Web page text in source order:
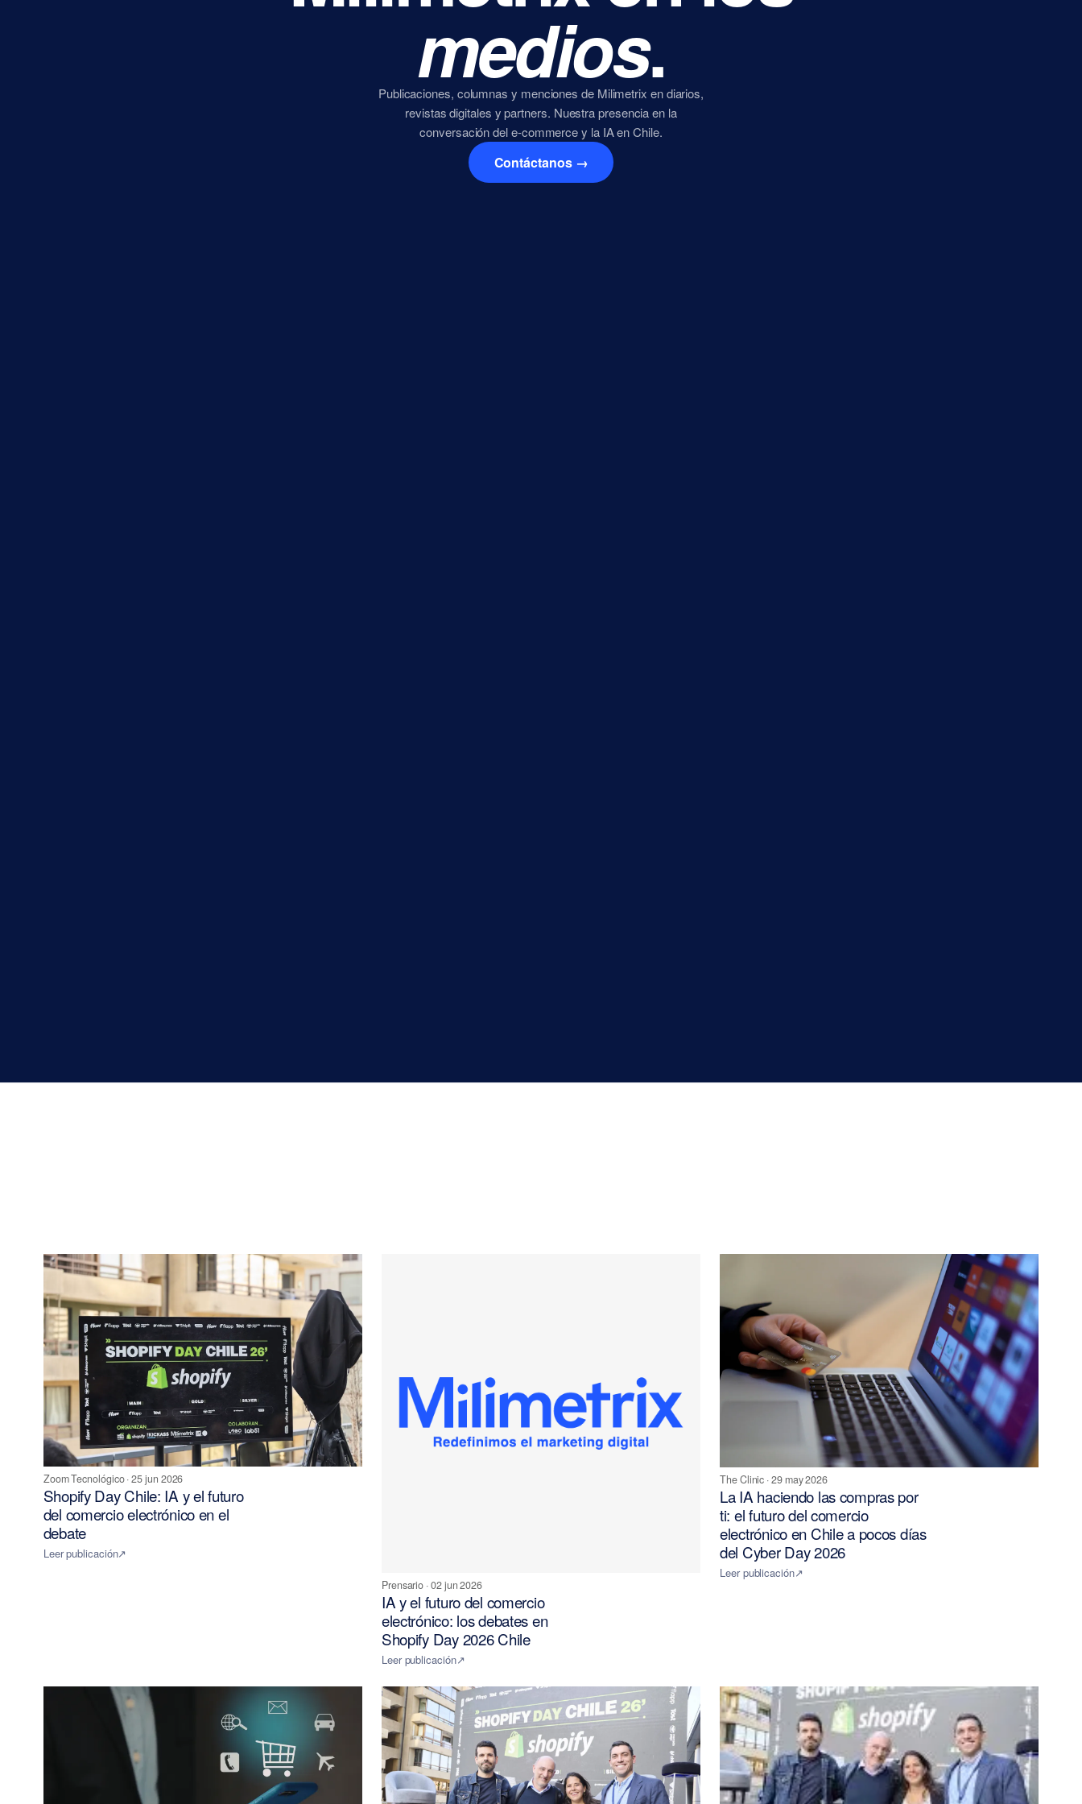
medios.
Publicaciones, columnas y menciones de Milimetrix en diarios,
revistas digitales y partners. Nuestra presencia en la
conversación del e-commerce y la IA en Chile.
Contáctanos →
Zoom Tecnológico·25 jun 2026
Shopify Day Chile: IA y el futuro
del comercio electrónico en el
debate
Leer publicación↗
Prensario ·02 jun 2026
IA y el futuro del comercio
electrónico: los debates en
Shopify Day 2026 Chile
Leer publicación↗
The Clinic ·29 may 2026
La IA haciendo las compras por
ti: el futuro del comercio
electrónico en Chile a pocos días
del Cyber Day 2026
Leer publicación↗